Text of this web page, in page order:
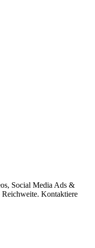
Social Media Ads &
Kontaktiere